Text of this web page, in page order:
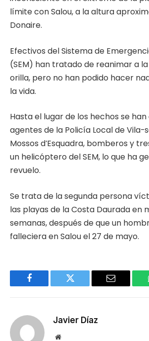
límite con Salou, a la altura
Donaire.
Efectivos del Sistema de
(SEM) han tratado de reanimar a
orilla, pero no han podido hacer
la vida.
Hasta el lugar de los hechos se
agentes de la Policía Local de Vila-
Mossos d’Esquadra, bomberos y
un helicóptero del SEM, lo que ha
revuelo.
Se trata de la segunda persona
las playas de la Costa Daurada en
semanas, después de que un
falleciera en Salou el 27 de mayo.
Facebook Twitter Email
Javier Díaz
Website